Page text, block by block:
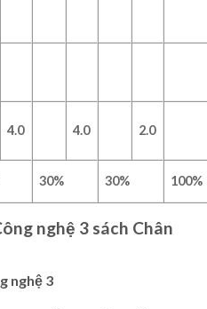
4.0 4.0 2.0
30% 30% 100%
nghệ 3 sách Chân
nghệ 3